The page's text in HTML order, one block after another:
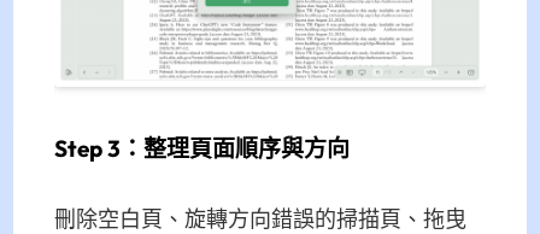
Step 3：整理頁面順序與方向
刪除空白頁、旋轉方向錯誤的掃描頁、拖曳